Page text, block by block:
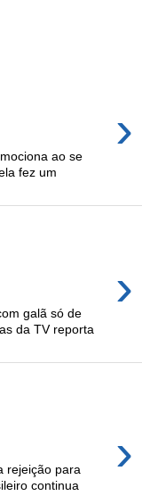
›
ao se
fez um
›
galã só de
da TV reporta
›
rejeição para
continua